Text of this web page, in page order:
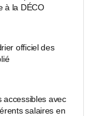
à la DÉCO
officiel des
accessibles avec
salaires en